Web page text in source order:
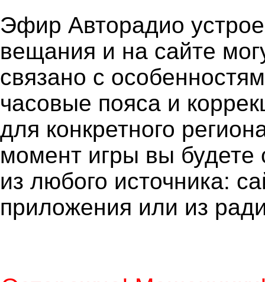
Эфир Авторадио
вещания и на сайте
связано с
часовые пояса и
для конкретного
момент игры вы
из любого источника:
приложения или из